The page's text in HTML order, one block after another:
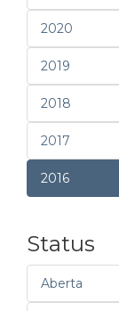
2020
2019
2018
2017
2016
Status
Aberta